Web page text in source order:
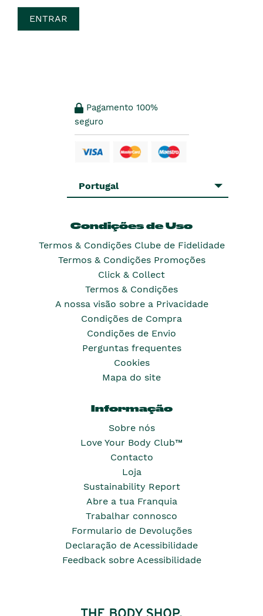
Pagamento 100%
seguro
Portugal
Condições de Uso
Termos & Condições Clube de Fidelidade
Termos & Condições Promoções
Click & Collect
Termos & Condições
A nossa visão sobre a Privacidade
Condições de Compra
Condições de Envio
Perguntas frequentes
Cookies
Mapa do site
Informação
Sobre nós
Love Your Body Club™
Contacto
Loja
Sustainability Report
Abre a tua Franquia
Trabalhar connosco
Formulario de Devoluções
Declaração de Acessibilidade
Feedback sobre Acessibilidade